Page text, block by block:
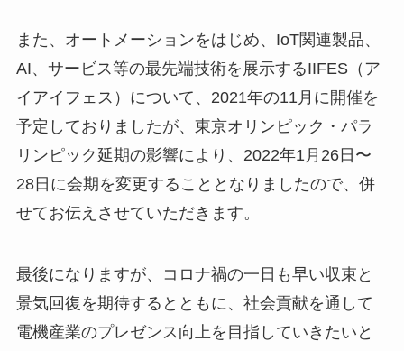
また、オートメーションをはじめ、IoT関連製品、
AI、サービス等の最先端技術を展示するIIFES（ア
イアイフェス）について、2021年の11月に開催を
予定しておりましたが、東京オリンピック・パラ
リンピック延期の影響により、2022年1月26日〜
28日に会期を変更することとなりましたので、併
せてお伝えさせていただきます。
最後になりますが、コロナ禍の一日も早い収束と
景気回復を期待するとともに、社会貢献を通して
電機産業のプレゼンス向上を目指していきたいと